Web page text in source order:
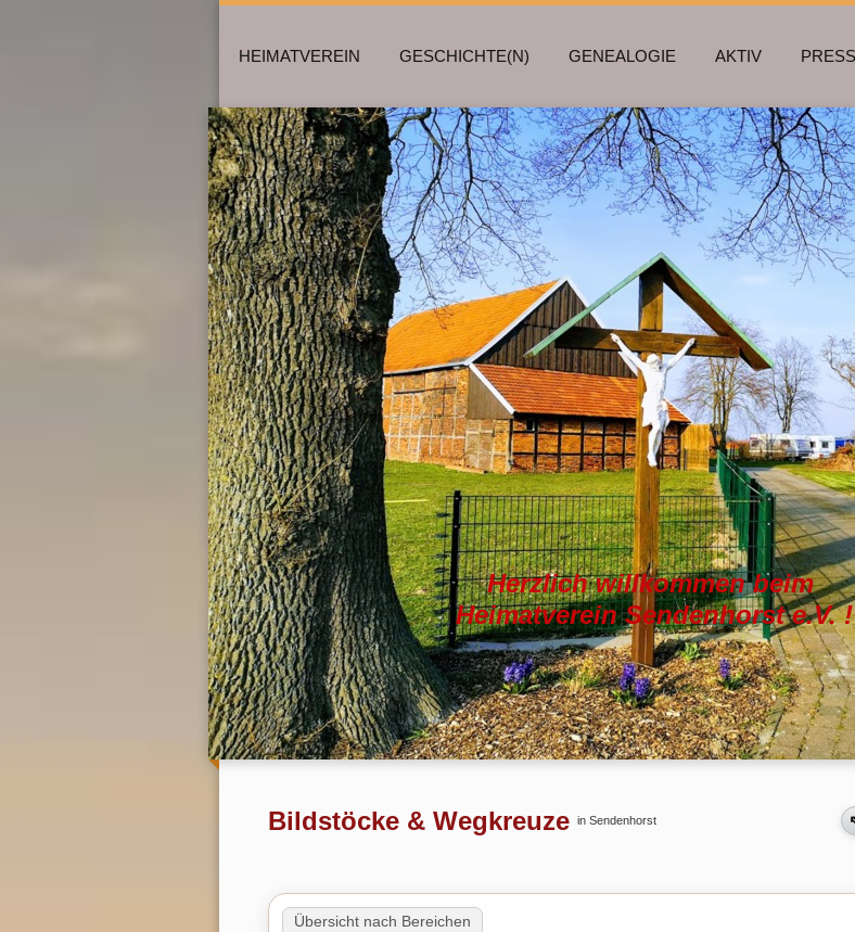
HEIMATVEREIN GESCHICHTE(N) GENEALOGIE AKTIV
Herzlich willkommen beim
Heimatverein Sendenhorst e.V. !
Bildstöcke & Wegkreuze in Sendenhorst
Übersicht nach Bereichen